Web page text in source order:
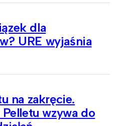
dla
URE wyjaśnia
na zakręcie.
Pelletu wzywa do